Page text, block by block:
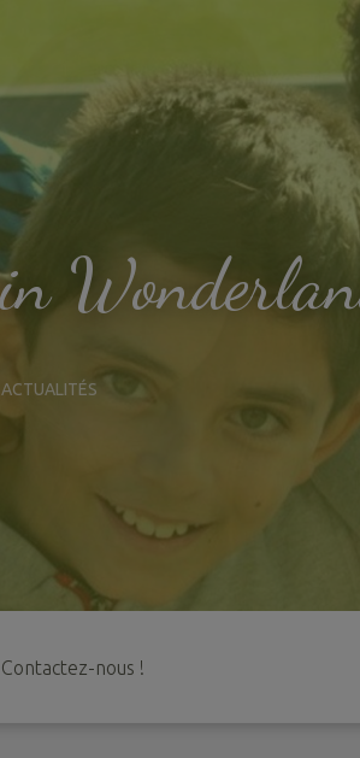
ACTUALITÉS
Contactez-nous !